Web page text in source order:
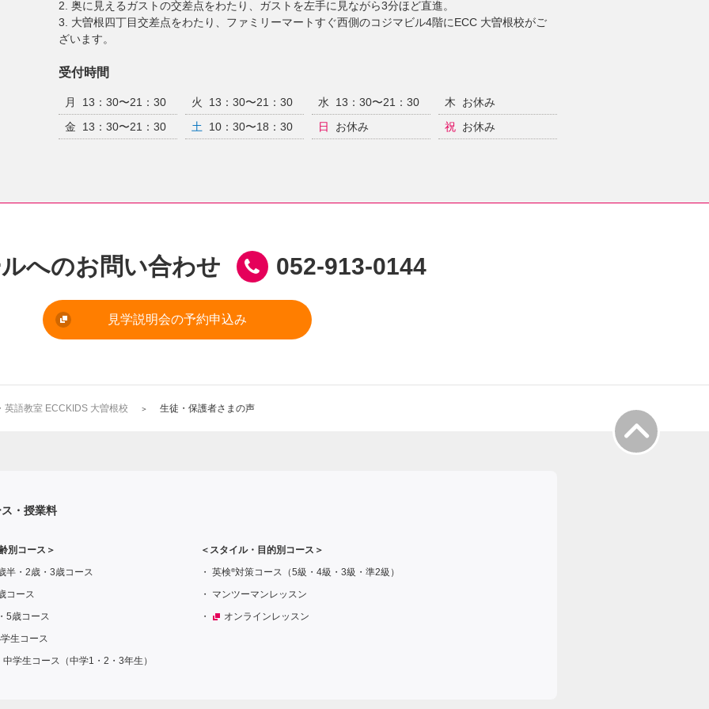
2. 奥に見えるガストの交差点をわたり、ガストを左手に見ながら3分ほど直進。
3. 大曽根四丁目交差点をわたり、ファミリーマートすぐ西側のコジマビル4階にECC 大曽根校がご
ざいます。
受付時間
月 13：30〜21：30 火 13：30〜21：30 水 13：30〜21：30 木
お休み
金
13：30〜21：30 土 10：30〜18：30 日 お休み 祝 お休み
へのお問い合わせ 052-913-0144
見学説明会の予約申込み
英語教室 ECCKIDS 大曽根校 生徒・保護者さまの声
・授業料
別コース＞
半・2歳・3歳コース
コース
5歳コース
生コース
中学生コース（中学1・2・3年生）
＜スタイル・目的別コース＞
英検®対策コース（5級・4級・3級・準2級）
マンツーマンレッスン
オンラインレッスン